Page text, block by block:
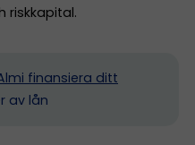
riskkapital.
finansiera ditt
av lån